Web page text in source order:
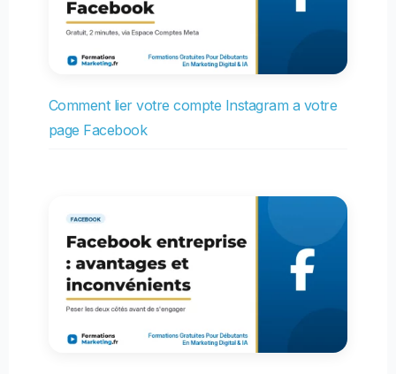
Comment lier votre compte Instagram a votre
page Facebook